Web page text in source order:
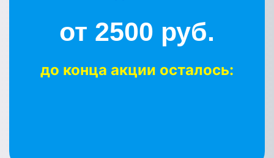
от 2500 руб.
до конца акции осталось: